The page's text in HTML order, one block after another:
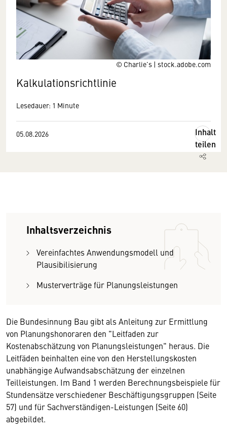
© Charlie's | stock.adobe.com
Kalkulationsrichtlinie
Lesedauer: 1 Minute
05.08.2026
Inhalt
teilen
Inhaltsverzeichnis
Vereinfachtes Anwendungsmodell und
Plausibilisierung
Musterverträge für Planungsleistungen
Die Bundesinnung Bau gibt als Anleitung zur Ermittlung
von Planungshonoraren den "Leitfaden zur
Kostenabschätzung von Planungsleistungen" heraus. Die
Leitfäden beinhalten eine von den Herstellungskosten
unabhängige Aufwandsabschätzung der einzelnen
Teilleistungen. Im Band 1 werden Berechnungsbeispiele für
Stundensätze verschiedener Beschäftigungsgruppen (Seite
57) und für Sachverständigen-Leistungen (Seite 60)
abgebildet.